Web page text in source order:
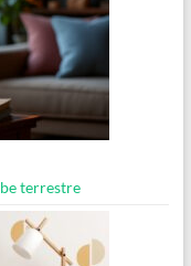
terrestre